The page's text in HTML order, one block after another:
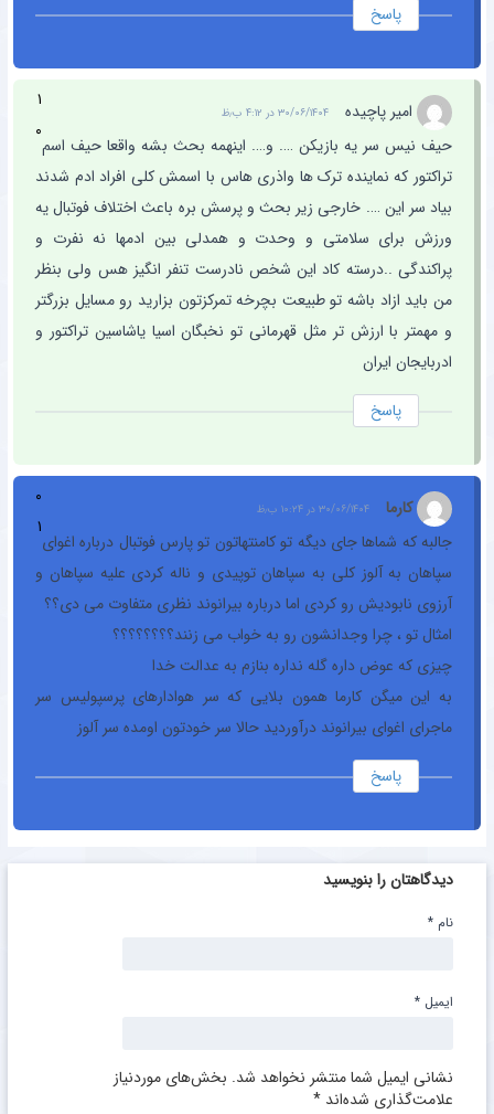
پاسخ
امیر پاچیده ۳۰/۰۶/۱۴۰۴ در ۴:۱۲ ب٫ظ
۱
۰
حیف نیس سر یه بازیکن …. و…. اینهمه بحث بشه واقعا حیف اسم
تراکتور که نماینده ترک ها واذری هاس با اسمش کلی افراد ادم شدند
بیاد سر این …. خارجی زیر بحث و پرسش بره باعث اختلاف فوتبال یه
ورزش برای سلامتی و وحدت و همدلی بین ادمها نه نفرت و
پراکندگی ..درسته کاد این شخص نادرست تنفر انگیز هس ولی بنظر
من باید ازاد باشه تو طبیعت بچرخه تمرکزتون بزارید رو مسایل بزرگتر
و مهمتر با ارزش تر مثل قهرمانی تو نخبگان اسیا یاشاسین تراکتور و
ادربایجان ایران
پاسخ
کارما ۳۰/۰۶/۱۴۰۴ در ۱۰:۲۴ ب٫ظ
۰
۱
جالبه که شماها جای دیگه تو کامنتهاتون تو پارس فوتبال درباره اغوای
سپاهان به آلوز کلی به سپاهان توپیدی و ناله کردی علیه سپاهان و
آرزوی نابودیش رو کردی اما درباره بیرانوند نظری متفاوت می دی؟؟
امثال تو ، چرا وجدانشون رو به خواب می زنند؟؟؟؟؟؟؟؟
چیزی که عوض داره گله نداره بنازم به عدالت خدا
به این میگن کارما همون بلایی که سر هوادارهای پرسپولیس سر
ماجرای اغوای بیرانوند درآوردید حالا سر خودتون اومده سر آلوز
پاسخ
دیدگاهتان را بنویسید
نشانی ایمیل شما منتشر نخواهد شد. بخش‌های موردنیاز
علامت‌گذاری شده‌اند *
نام *
ایمیل *